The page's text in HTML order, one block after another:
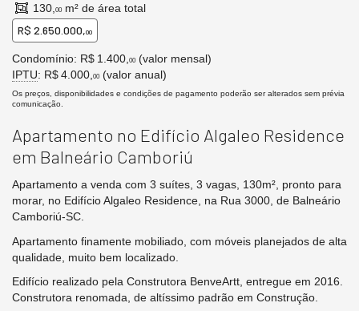
130, 00 m² de área total
R$ 2.650.000,00
Condomínio: R$ 1.400,00 (valor mensal)
IPTU: R$ 4.000,00 (valor anual)
Os preços, disponibilidades e condições de pagamento poderão ser alterados sem prévia
comunicação.
Apartamento no Edifício Algaleo Residence
em Balneário Camboriú
Apartamento a venda com 3 suítes, 3 vagas, 130m², pronto para
morar, no Edifício Algaleo Residence, na Rua 3000, de Balneário
Camboriú-SC.
Apartamento finamente mobiliado, com móveis planejados de alta
qualidade, muito bem localizado.
Edifício realizado pela Construtora BenveArtt, entregue em 2016.
Construtora renomada, de altíssimo padrão em Construção.